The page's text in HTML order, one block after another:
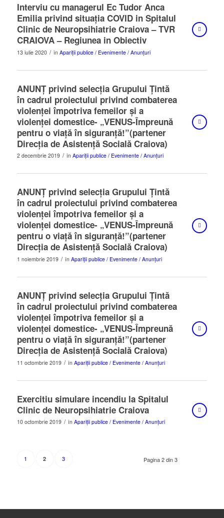
Interviu cu managerul Ec Tudor Anca
Emilia privind situația COVID in Spitalul
Clinic de Neuropsihiatrie Craiova – TVR
CRAIOVA – Regiunea in Obiectiv
13 iulie 2020 / în Apariții publice / Evenimente / Anunțuri
ANUNȚ privind selecția Grupului Țintă
în cadrul proiectului privind combaterea
violenței împotriva femeilor și a
violenței domestice- „VENUS-Împreună
pentru o viață în siguranță!”(partener
Direcția de Asistență Socială Craiova)
2 decembrie 2019 / în Apariții publice / Evenimente / Anunțuri
ANUNȚ privind selecția Grupului Țintă
în cadrul proiectului privind combaterea
violenței împotriva femeilor și a
violenței domestice- „VENUS-Împreună
pentru o viață în siguranță!”(partener
Direcția de Asistență Socială Craiova)
1 noiembrie 2019 / în Apariții publice / Evenimente / Anunțuri
ANUNȚ privind selecția Grupului Țintă
în cadrul proiectului privind combaterea
violenței împotriva femeilor și a
violenței domestice- „VENUS-Împreună
pentru o viață în siguranță!”(partener
Direcția de Asistență Socială Craiova)
11 octombrie 2019 / în Apariții publice / Evenimente / Anunțuri
Exercitiu simulare incendiu la Spitalul
Clinic de Neuropsihiatrie Craiova
10 octombrie 2019 / în Apariții publice / Evenimente / Anunțuri
Pagina 2 din 3
1 2 3